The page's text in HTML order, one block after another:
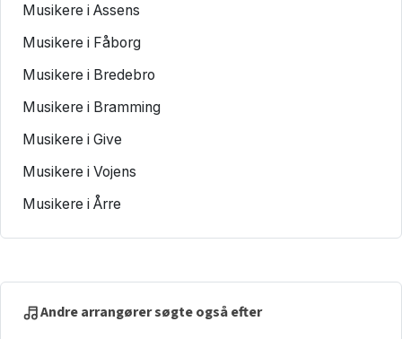
Musikere i Assens
Musikere i Fåborg
Musikere i Bredebro
Musikere i Bramming
Musikere i Give
Musikere i Vojens
Musikere i Årre
Andre arrangører søgte også efter